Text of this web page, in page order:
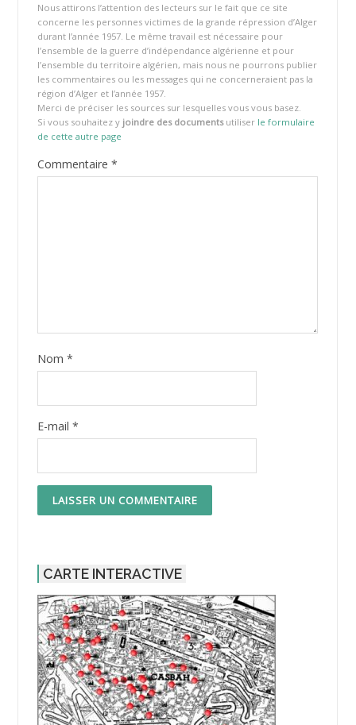
Nous attirons l’attention des lecteurs sur le fait que ce site
concerne les personnes victimes de la grande répression d’Alger
durant l’année 1957. Le même travail est nécessaire pour
l’ensemble de la guerre d’indépendance algérienne et pour
l’ensemble du territoire algérien, mais nous ne pourrons publier
les commentaires ou les messages qui ne concerneraient pas la
région d’Alger et l’année 1957.
Merci de préciser les sources sur lesquelles vous vous basez.
Si vous souhaitez y joindre des documentsutiliser le formulaire
de cette autre page
Commentaire *
Nom *
E-mail *
CARTE INTERACTIVE